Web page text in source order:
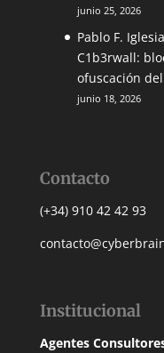
junio 25, 2026
Pablo F.
C1b3rwall:
ofuscación
junio 18, 2026
Contacto
(+34) 910 42 42 93
Institucional
Agentes